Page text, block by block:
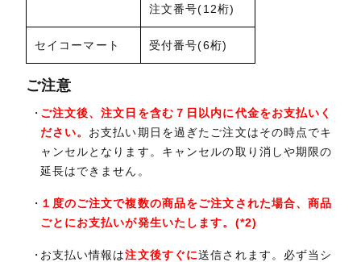
注文番号(12桁)
セイコーマート 受付番号(6桁)
ご注意
ご注文後、注文日を含む７日以内に代金をお支払いく
ださい。 お支払い期日を過ぎたご注文はその時点でキ
ャンセルとなります。キャンセルの取り消しや期限の
延長はできません。
１度のご注文で複数の商品をご注文された場合、商品
ごとにお支払いが発生いたします。(*2)
お支払い情報は注文後すぐに送信されます。必ず当シ